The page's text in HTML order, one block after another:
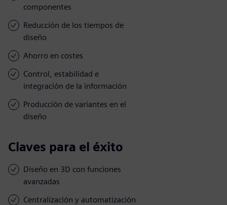
componentes
Reducción de los tiempos de
diseño
Ahorro en costes
Control, estabilidad e
integración de la información
Producción de variantes en el
diseño
Claves para el éxito
Diseño en 3D con funciones
avanzadas
Centralización y automatización